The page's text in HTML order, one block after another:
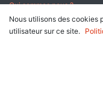
Qui sommes nous ?
Données personnelles &
Nous utilisons des cookies
utilisateur sur ce site.